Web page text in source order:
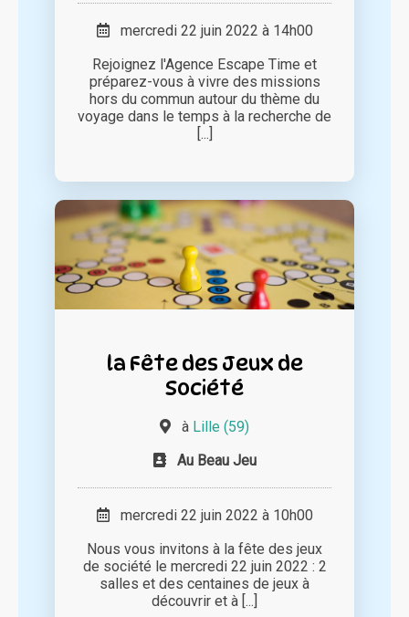
mercredi 22 juin 2022 à 14h00
Rejoignez l'Agence Escape Time et
préparez-vous à vivre des missions
hors du commun autour du thème du
voyage dans le temps à la recherche de
[...]
la Fête des Jeux de
Société
à Lille (59)
Au Beau Jeu
mercredi 22 juin 2022 à 10h00
Nous vous invitons à la fête des jeux
de société le mercredi 22 juin 2022 : 2
salles et des centaines de jeux à
découvrir et à [...]